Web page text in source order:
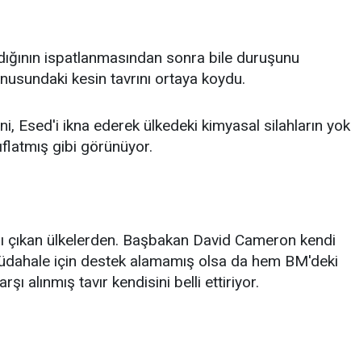
ispatlanmasından sonra bile duruşunu
kesin tavrını ortaya koydu.
Esed'i ikna ederek ülkedeki kimyasal silahların yok
gibi görünüyor.
ülkelerden. Başbakan David Cameron kendi
için destek alamamış olsa da hem BM'deki
alınmış tavır kendisini belli ettiriyor.